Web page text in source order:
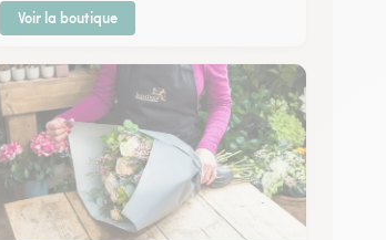
Voir la boutique